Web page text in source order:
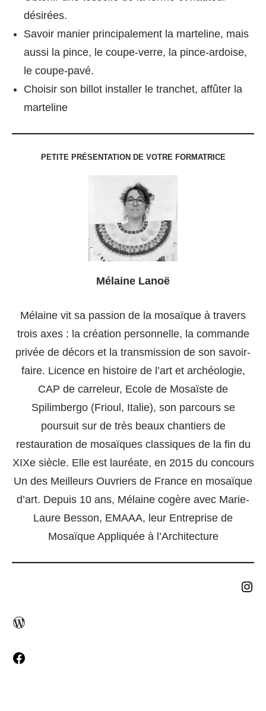
désirées.
Savoir manier principalement la marteline, mais
aussi la pince, le coupe-verre, la pince-ardoise,
le coupe-pavé.
Choisir son billot installer le tranchet, affûter la
marteline
PETITE PRÉSENTATION DE VOTRE FORMATRICE
Mélaine Lanoë
Mélaine vit sa passion de la mosaïque à travers
trois axes : la création personnelle, la commande
privée de décors et la transmission de son savoir-
faire. Licence en histoire de l’art et archéologie,
CAP de carreleur, Ecole de Mosaïste de
Spilimbergo (Frioul, Italie), son parcours se
poursuit sur de très beaux chantiers de
restauration de mosaïques classiques de la fin du
XIXe siècle. Elle est lauréate, en 2015 du concours
Un des Meilleurs Ouvriers de France en mosaïque
d’art. Depuis 10 ans, Mélaine cogère avec Marie-
Laure Besson, EMAAA, leur Entreprise de
Mosaïque Appliquée à l’Architecture
Instagram
WordPress
Facebook